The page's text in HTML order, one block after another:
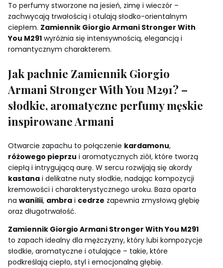
To perfumy stworzone na jesień, zimę i wieczór –
zachwycają trwałością i otulają słodko-orientalnym
ciepłem. Zamiennik Giorgio Armani Stronger With
You M291 wyróżnia się intensywnością, elegancją i
romantycznym charakterem.
Jak pachnie Zamiennik Giorgio
Armani Stronger With You M291? –
słodkie, aromatyczne perfumy męskie
inspirowane Armani
Otwarcie zapachu to połączenie kardamonu,
różowego pieprzu i aromatycznych ziół, które tworzą
ciepłą i intrygującą aurę. W sercu rozwijają się akordy
kastana i delikatne nuty słodkie, nadając kompozycji
kremowości i charakterystycznego uroku. Baza oparta
na wanilii, ambra i cedrze zapewnia zmysłową głębię
oraz długotrwałość.
Zamiennik Giorgio Armani Stronger With You M291
to zapach idealny dla mężczyzny, który lubi kompozycje
słodkie, aromatyczne i otulające – takie, które
podkreślają ciepło, styl i emocjonalną głębię.